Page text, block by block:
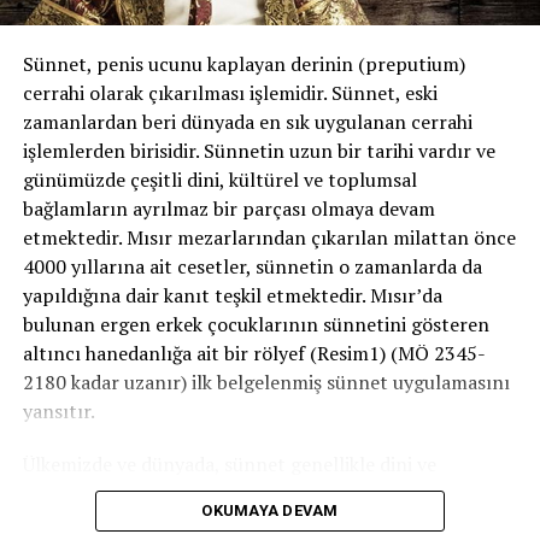
Gece coçuğu belli zamanlarda uyandırarak idrar
uyguladığı bu yöntem uzun dönemde çok faydalı
olmayan fakat tedavinin bir parçası olarak sıvı
kısıtlamasıyla beraber uygulanabilecek bir yöntemdir.
Alarm cihazları:Uykuda idrarın cihaza değmesiyle uyarı
veren alarm yardımıyla çocuğun uyanması ve daha sonra
tuvalete giderek idrarını yapması esasına dayanır ve
uzun vadede oldukça başarılı bir yöntemdir. Devamlı
ebeveyn gözetimi gerektirmesi ise bir dezavantaj
olmaktadır.
Disfonksiyonel İşeme:
İşeme Terapisi:
İdrar kaçıran çocuklarda tuvalet alışkanlıkları ve
Biofeedback Terapisi:
Sünnet, penis ucunu kaplayan derinin (preputium)
cerrahi olarak çıkarılması işlemidir. Sünnet, eski
zamanlardan beri dünyada en sık uygulanan cerrahi
işlemlerden birisidir. Sünnetin uzun bir tarihi vardır ve
günümüzde çeşitli dini, kültürel ve toplumsal
bağlamların ayrılmaz bir parçası olmaya devam
etmektedir. Mısır mezarlarından çıkarılan milattan önce
4000 yıllarına ait cesetler, sünnetin o zamanlarda da
yapıldığına dair kanıt teşkil etmektedir. Mısır’da
bulunan ergen erkek çocuklarının sünnetini gösteren
altıncı hanedanlığa ait bir rölyef (Resim1) (MÖ 2345-
2180 kadar uzanır) ilk belgelenmiş sünnet uygulamasını
yansıtır.
geleneksel nedenlerle uygulanır. Ancak bazı tıbbi
zorunluluklar veya koruyucu amaçlarla gerçekleştirilen
OKUMAYA DEVAM